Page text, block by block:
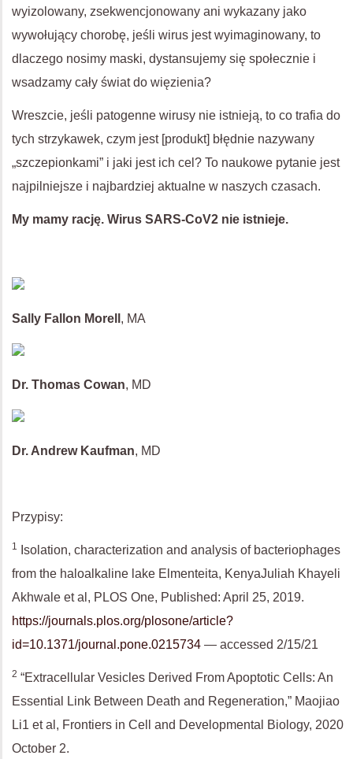
wyizolowany, zsekwencjonowany ani wykazany jako
wywołujący chorobę, jeśli wirus jest wyimaginowany, to
dlaczego nosimy maski, dystansujemy się społecznie i
wsadzamy cały świat do więzienia?
Wreszcie, jeśli patogenne wirusy nie istnieją, to co trafia do
tych strzykawek, czym jest [produkt] błędnie nazywany
„szczepionkami” i jaki jest ich cel? To naukowe pytanie jest
najpilniejsze i najbardziej aktualne w naszych czasach.
My mamy rację. Wirus SARS-CoV2 nie istnieje.
Sally Fallon Morell , MA
Dr. Thomas Cowan, MD
Dr. Andrew Kaufman, MD
Przypisy:
1
Isolation, characterization and analysis of bacteriophages
from the haloalkaline lake Elmenteita, KenyaJuliah Khayeli
Akhwale et al, PLOS One, Published: April 25, 2019.
https://journals.plos.org/plosone/article?
id=10.1371/journal.pone.0215734 — accessed 2/15/21
2 “Extracellular Vesicles Derived From Apoptotic Cells: An
Essential Link Between Death and Regeneration,” Maojiao
Li1 et al, Frontiers in Cell and Developmental Biology, 2020
October 2.